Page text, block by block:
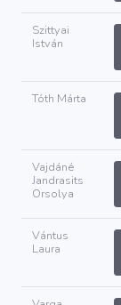
Szittyai
István
Tóth Márta
Vajdáné
Jandrasits
Orsolya
Vántus
Laura